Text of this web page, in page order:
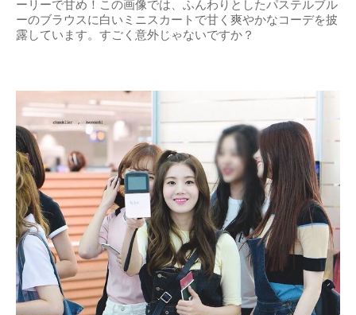
ーリーで甘め！この画像では、ふんわりとしたパステルブル
ーのブラウスに白いミニスカートで甘く爽やかなコーデを披
露しています。すごく意外じゃないですか？